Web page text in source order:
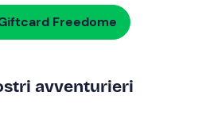
Freedome
avventurieri